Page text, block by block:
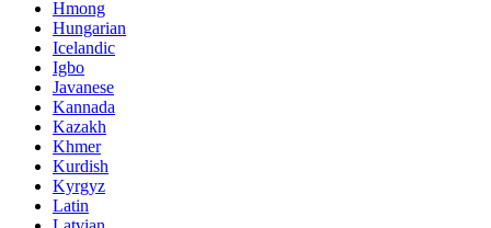
Hmong
Hungarian
Icelandic
Igbo
Javanese
Kannada
Kazakh
Khmer
Kurdish
Kyrgyz
Latin